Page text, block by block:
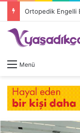
Menü